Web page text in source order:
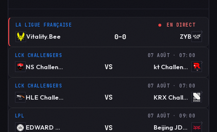
LA LIGUE FRANÇAISE EN DIRECT
Vitality.Bee 0–0 ZYB
LCK CHALLENGERS 07 AOÛT · 07:00
NS Challengers VS kt Challengers
LCK CHALLENGERS 07 AOÛT · 07:00
HLE Challengers VS KRX Challengers
LPL 07 AOÛT · 09:00
EDWARD GAMING VS Beijing JDG Esports